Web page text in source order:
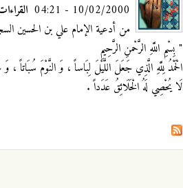
10/02/2000 - 04:21
من أدعية الإمام علي بن الحسين
" بِسْمِ اللَّهِ الرَّحْمنِ الرَّحِيمِ
الْحَمْدُ لِلَّهِ الَّذِي جَعَلَ اللَّيْلَ لِبَاساً ، وَ النَّوْمَ
لَا يُحْصِي لَهُ الْخَلَائِقُ عَدَداً .